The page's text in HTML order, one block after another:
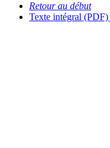
Retour au début
Texte intégral (PDF)